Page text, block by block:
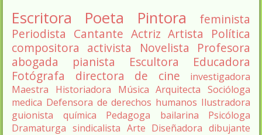
Escritora Poeta Pintora
feminista
Periodista Cantante Actriz Artista
Política
compositora activista Novelista
Profesora
abogada
pianista Escultora
Educadora
Fotógrafa
directora de cine
investigadora
Maestra
Historiadora Música Arquitecta Socióloga
medica Defensora de derechos humanos Ilustradora
guionista
química Pedagoga bailarina
Psicóloga
Dramaturga sindicalista Arte Diseñadora dibujante